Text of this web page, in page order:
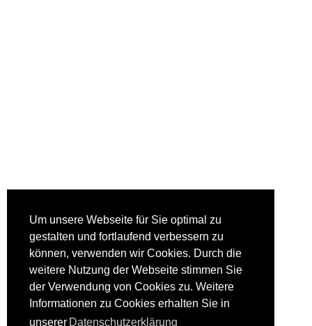
Um unsere Webseite für Sie optimal zu
gestalten und fortlaufend verbessern zu
können, verwenden wir Cookies. Durch die
weitere Nutzung der Webseite stimmen Sie
der Verwendung von Cookies zu. Weitere
Informationen zu Cookies erhalten Sie in
unserer Datenschutzerklärung